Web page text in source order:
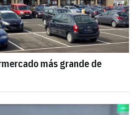
más grande de